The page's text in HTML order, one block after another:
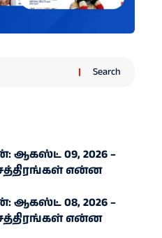
Search
09, 2026 –
என்ன
08, 2026 –
என்ன